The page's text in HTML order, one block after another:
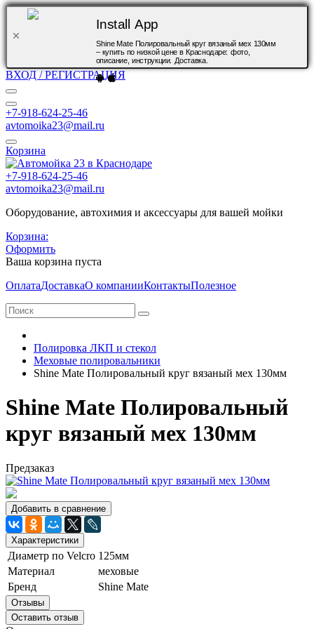
Install App
Shine Mate Полировальный круг вязаный мех 130мм
– купить по низкой цене в Краснодаре: фото,
описание, инструкции. Доставка.
ВХОД / РЕГИСТРАЦИЯ
+7-918-624-25-46
avtomoika23@mail.ru
Корзина
+7-918-624-25-46
avtomoika23@mail.ru
Оборудование, автохимия и аксессуары для вашей мойки
Корзина:
Оформить
Ваша корзина пуста
ОплатаДоставкаО компанииКонтактыПолезное
Полировка ЛКП и стекол
Меховые полировальники
Shine Mate Полировальный круг вязаный мех 130мм
Shine Mate Полировальный
круг вязаный мех 130мм
Предзаказ
Добавить в сравнение
Характеристики
Диаметр по Velcro 125мм
Материал
меховые
Бренд
Shine Mate
Отзывы
Оставить отзыв